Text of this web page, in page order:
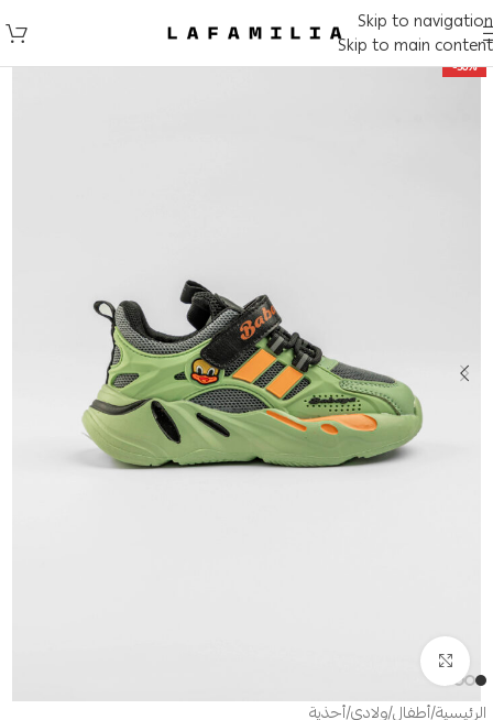
Skip to navigation
Skip to main content
-50%
Click to enlarge
الرئيسية/أطفال/ولادي/أحذية